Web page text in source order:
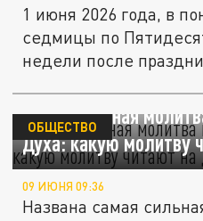
1 июня 2026 года, в
седмицы по
недели после
Самая сильная
Духа: какую молитву
ОБЩЕСТВО
09 ИЮНЯ 09:36
Названа самая